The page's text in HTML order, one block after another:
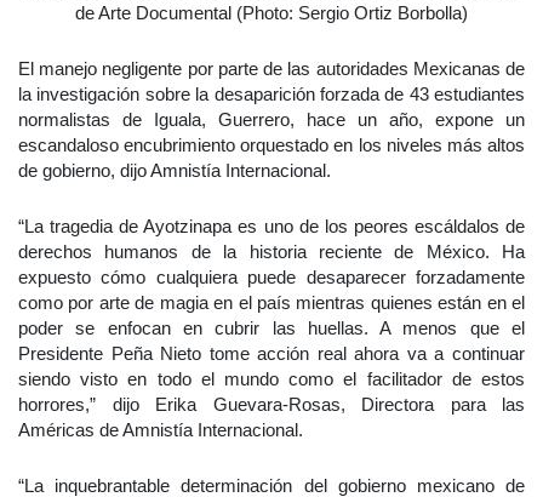
de Arte Documental (Photo: Sergio Ortiz Borbolla)
El manejo negligente por parte de las autoridades Mexicanas de
la investigación sobre la desaparición forzada de 43 estudiantes
normalistas de Iguala, Guerrero, hace un año, expone un
escandaloso encubrimiento orquestado en los niveles más altos
de gobierno, dijo Amnistía Internacional.
“La tragedia de Ayotzinapa es uno de los peores escáldalos de
derechos humanos de la historia reciente de México. Ha
expuesto cómo cualquiera puede desaparecer forzadamente
como por arte de magia en el país mientras quienes están en el
poder se enfocan en cubrir las huellas. A menos que el
Presidente Peña Nieto tome acción real ahora va a continuar
siendo visto en todo el mundo como el facilitador de estos
horrores,” dijo Erika Guevara-Rosas, Directora para las
Américas de Amnistía Internacional.
“La inquebrantable determinación del gobierno mexicano de